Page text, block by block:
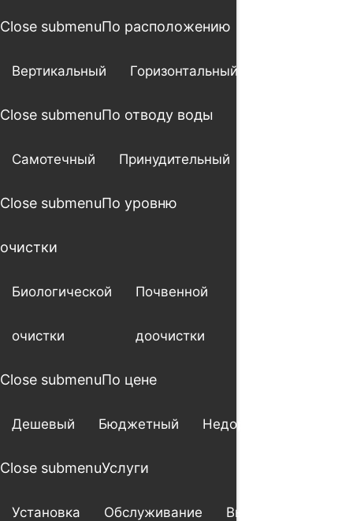
Close submenuПо расположению
Вертикальный Горизонтальный
Close submenuПо отводу воды
Самотечный Принудительный
Close submenuПо уровню
очистки
Биологической
очистки
Почвенной
доочистки
Close submenuПо цене
Дешевый Бюджетный Недорогой
Close submenuУслуги
Установка Обслуживание Выезд